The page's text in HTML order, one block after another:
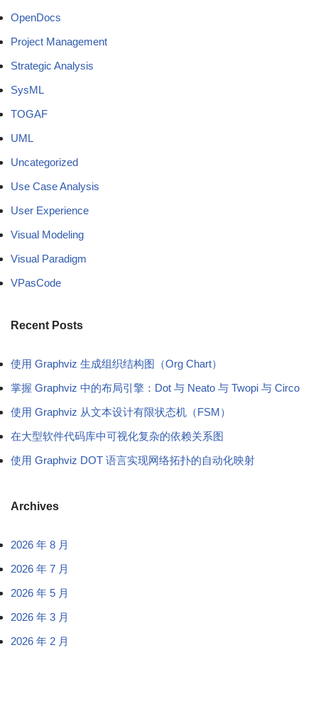
OpenDocs
Project Management
Strategic Analysis
SysML
TOGAF
UML
Uncategorized
Use Case Analysis
User Experience
Visual Modeling
Visual Paradigm
VPasCode
Recent Posts
使用 Graphviz 生成组织结构图（Org Chart）
掌握 Graphviz 中的布局引擎：Dot 与 Neato 与 Twopi 与 Circo
使用 Graphviz 从文本设计有限状态机（FSM）
在大型软件代码库中可视化复杂的依赖关系图
使用 Graphviz DOT 语言实现网络拓扑的自动化映射
Archives
2026 年 8 月
2026 年 7 月
2026 年 5 月
2026 年 3 月
2026 年 2 月